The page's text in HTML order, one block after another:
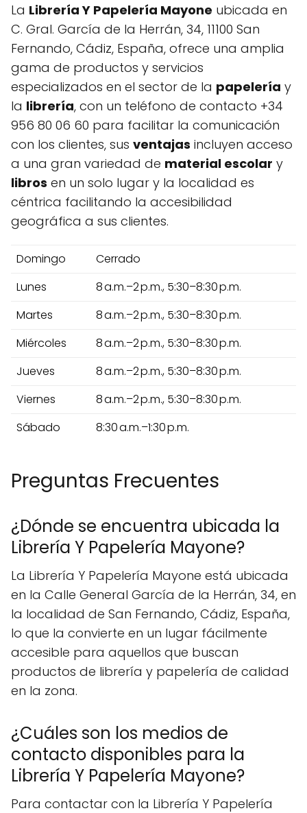
La Librería Y Papelería Mayone ubicada en
C. Gral. García de la Herrán, 34, 11100 San
Fernando, Cádiz, España, ofrece una amplia
gama de productos y servicios
especializados en el sector de la papelería y
la librería, con un teléfono de contacto +34
956 80 06 60 para facilitar la comunicación
con los clientes, sus ventajas incluyen acceso
a una gran variedad de material escolar y
libros en un solo lugar y la localidad es
céntrica facilitando la accesibilidad
geográfica a sus clientes.
Domingo
Cerrado
Lunes
8 a.m.–2 p.m., 5:30–8:30 p.m.
Martes
8 a.m.–2 p.m., 5:30–8:30 p.m.
Miércoles
8 a.m.–2 p.m., 5:30–8:30 p.m.
Jueves
8 a.m.–2 p.m., 5:30–8:30 p.m.
Viernes
8 a.m.–2 p.m., 5:30–8:30 p.m.
Sábado
8:30 a.m.–1:30 p.m.
Preguntas Frecuentes
¿Dónde se encuentra ubicada la
Librería Y Papelería Mayone?
La Librería Y Papelería Mayone está ubicada
en la Calle General García de la Herrán, 34, en
la localidad de San Fernando, Cádiz, España,
lo que la convierte en un lugar fácilmente
accesible para aquellos que buscan
productos de librería y papelería de calidad
en la zona.
¿Cuáles son los medios de
contacto disponibles para la
Librería Y Papelería Mayone?
Para contactar con la Librería Y Papelería